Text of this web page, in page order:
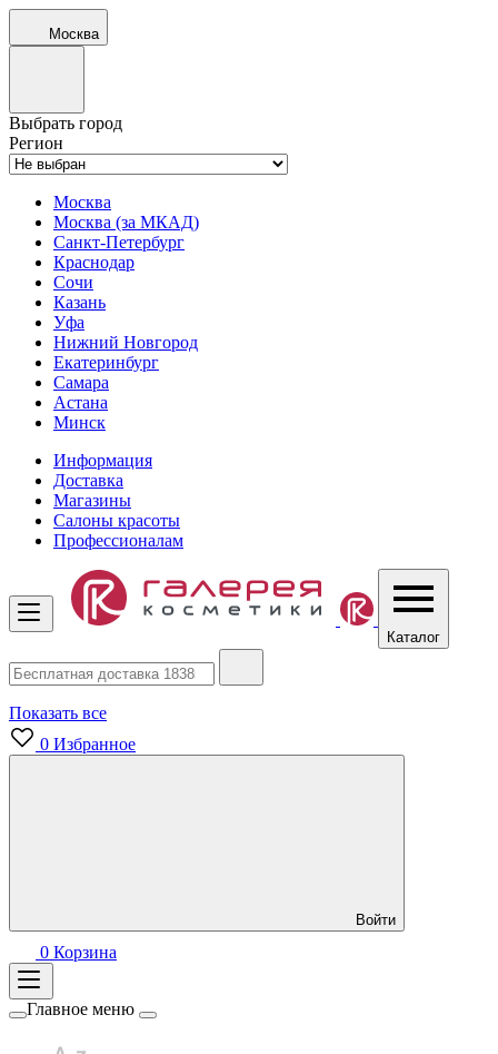
Москва
Выбрать город
Регион
Москва
Москва (за МКАД)
Санкт-Петербург
Краснодар
Сочи
Казань
Уфа
Нижний Новгород
Екатеринбург
Самара
Астана
Минск
Информация
Доставка
Магазины
Салоны красоты
Профессионалам
Каталог
Показать все
0 Избранное
Войти
0 Корзина
Главное меню